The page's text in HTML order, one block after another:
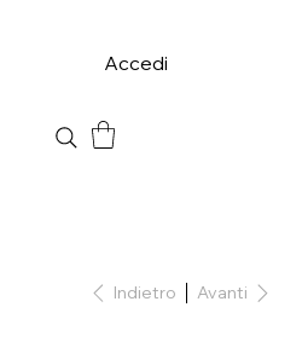
Accedi
Indietro Avanti